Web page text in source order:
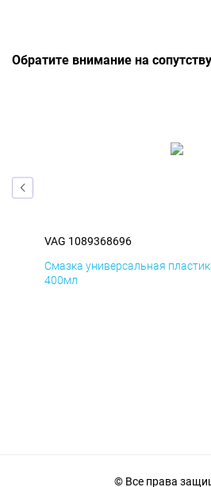
Обратите внимание на
VAG 1089368696
Смазка универсальная
400мл
© Все права